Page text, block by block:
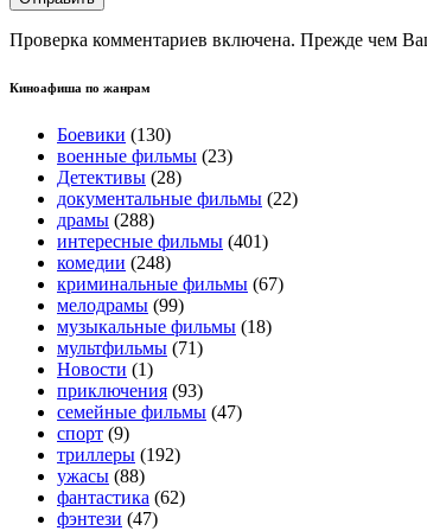
Проверка комментариев включена. Прежде чем
Киноафиша по жанрам
Боевики (130)
военные фильмы (23)
Детективы (28)
документальные фильмы (22)
драмы (288)
интересные фильмы (401)
комедии (248)
криминальные фильмы (67)
мелодрамы (99)
музыкальные фильмы (18)
мультфильмы (71)
Новости (1)
приключения (93)
семейные фильмы (47)
спорт (9)
триллеры (192)
ужасы (88)
фантастика (62)
фэнтези (47)